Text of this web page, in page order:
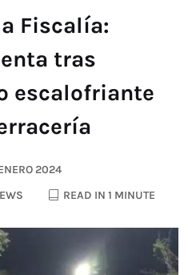
Fiscalía:
tras
escalofriante
2024
READ IN 1 MINUTE